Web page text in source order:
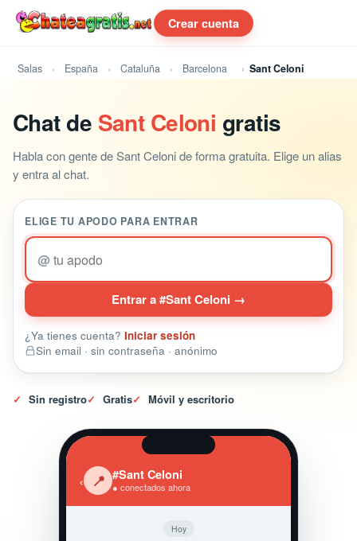
Crear cuenta
Salas España Cataluña Barcelona Sant Celoni
Chat de Sant Celoni gratis
Habla con gente de Sant Celoni de forma gratuita. Elige un alias
y entra al chat.
ELIGE TU APODO PARA ENTRAR
@
Entrar a #Sant Celoni →
¿Ya tienes cuenta? Iniciar sesión
Sin email · sin contraseña · anónimo
✓ Sin registro✓ Gratis✓ Móvil y escritorio
‹ 📍 #Sant Celoni
● conectados ahora
Hoy